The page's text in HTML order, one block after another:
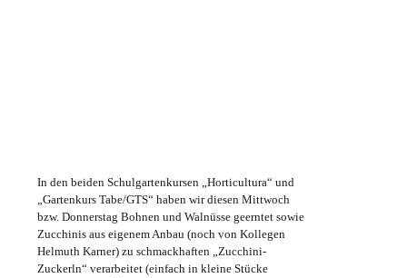
In den beiden Schulgartenkursen „Horticultura“ und
„Gartenkurs Tabe/GTS“ haben wir diesen Mittwoch
bzw. Donnerstag Bohnen und Walnüsse geerntet sowie
Zucchinis aus eigenem Anbau (noch von Kollegen
Helmuth Karner) zu schmackhaften „Zucchini-
Zuckerln“ verarbeitet (einfach in kleine Stücke